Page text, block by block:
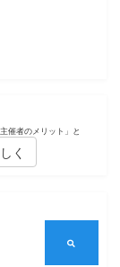
催者のメリット」と
く